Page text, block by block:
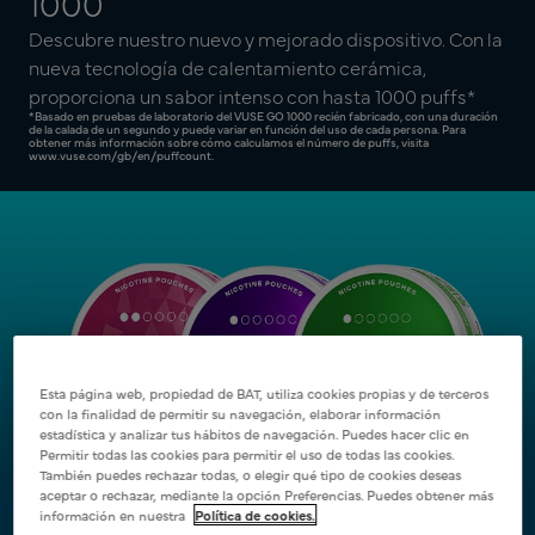
Descubre nuestro nuevo y mejorado dispositivo. Con la
nueva tecnología de calentamiento cerámica,
proporciona un sabor intenso con hasta 1000 puffs*
*Basado en pruebas de laboratorio del VUSE GO 1000 recién fabricado, con una duración
de la calada de un segundo y puede variar en función del uso de cada persona. Para
obtener más información sobre cómo calculamos el número de puffs, visita
www.vuse.com/gb/en/puffcount.
Esta página web, propiedad de BAT, utiliza cookies propias y de terceros
con la finalidad de permitir su navegación, elaborar información
estadística y analizar tus hábitos de navegación. Puedes hacer clic en
Permitir todas las cookies para permitir el uso de todas las cookies.
También puedes rechazar todas, o elegir qué tipo de cookies deseas
aceptar o rechazar, mediante la opción Preferencias. Puedes obtener más
información en nuestra Política de cookies.